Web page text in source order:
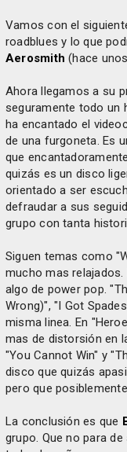
Vamos con el
roadblues y lo que
Aerosmith (hace
Ahora llegamos a su
seguramente todo un
ha encantado el
de una furgoneta. Es
que
quizás es un disco
orientado a ser
defraudar a sus
grupo con tanta
Siguen temas como
mucho mas relajados.
algo de power pop.
Wrong)", "I Got
misma linea. En
mas de distorsión en
"You Cannot Win" y
disco que quizás
pero que
La conclusión es que
grupo. Que no para